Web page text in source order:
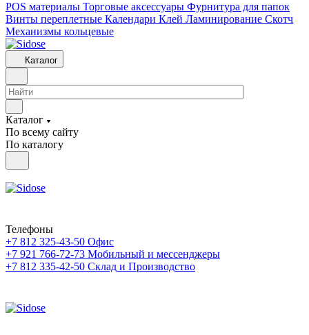
POS материалы Торговые аксессуары Фурнитура для папок
Винты переплетные Календари Клей Ламинирование Скотч
Механизмы кольцевые
Каталог
Каталог
По всему сайту
По каталогу
Телефоны
+7 812 325-43-50 Офис
+7 921 766-72-73 Мобильный и мессенджеры
+7 812 335-42-50 Склад и Производство